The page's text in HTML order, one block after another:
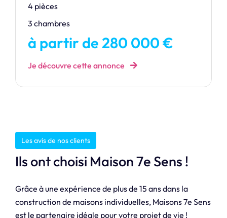
4 pièces
3 chambres
à partir de 280 000 €
Je découvre cette annonce
Les avis de nos clients
Ils ont choisi Maison 7e Sens !
Grâce à une expérience de plus de 15 ans dans la
construction de maisons individuelles, Maisons 7e Sens
est le partenaire idéale pour votre projet de vie !